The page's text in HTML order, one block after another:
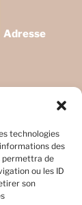
technologies
des
permettra de
ou les ID
son
Adresse